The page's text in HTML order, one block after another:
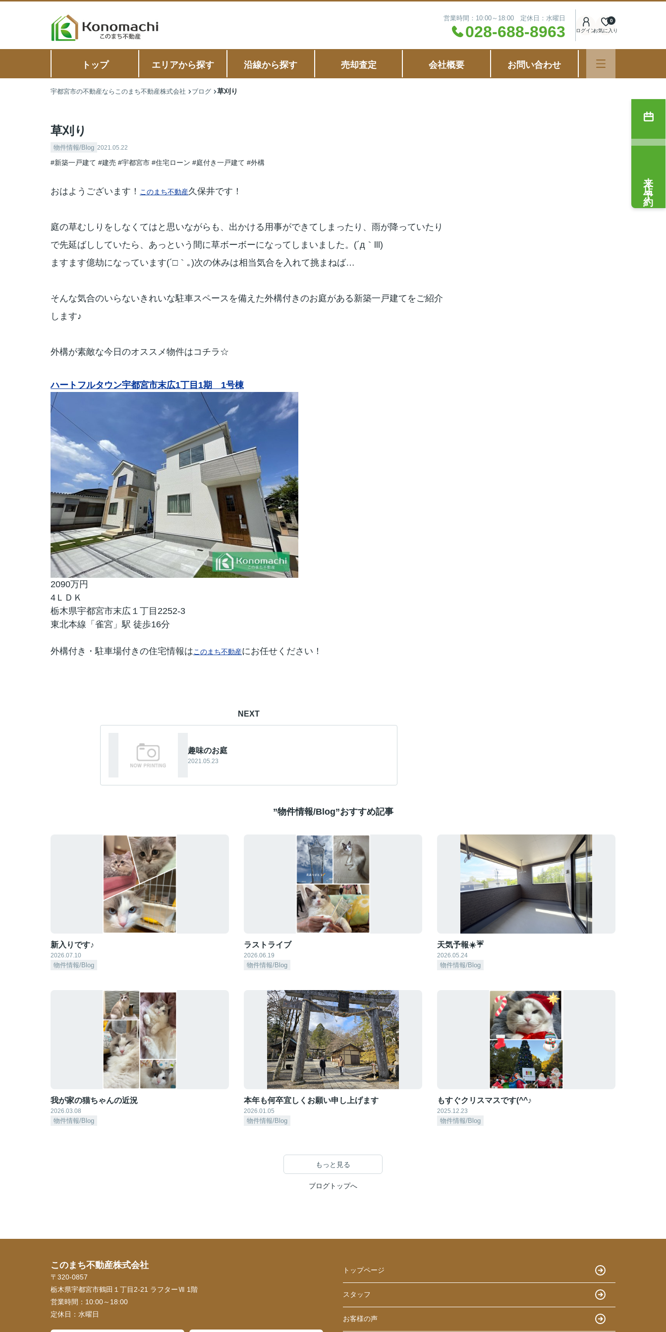
営業時間：10:00～18:00 定休日：水曜日
028-688-8963 ログインお気に入り
0
トップ エリアから探す 沿線から探す 売却査定 会社概要 お問い合わせ
宇都宮市の不動産ならこのまち不動産株式会社 ブログ 草刈り
草刈り
物件情報/Blog 2021.05.22
#新築一戸建て #建売 #宇都宮市 #住宅ローン #庭付き一戸建て #外構
おはようございます！ このまち不動産久保井です！
庭の草むしりをしなくてはと思いながらも、出かける用事ができてしまったり、雨が降っていたり
で先延ばししていたら、あっという間に草ボーボーになってしまいました。(´д｀lll)
ますます億劫になっています(´□｀｡)次の休みは相当気合を入れて挑まねば…
そんな気合のいらないきれいな駐車スペースを備えた外構付きのお庭がある新築一戸建てをご紹介
します♪
外構が素敵な今日のオススメ物件はコチラ☆
ハートフルタウン宇都宮市末広1丁目1期 1号棟
2090万円
4ＬＤＫ
栃木県宇都宮市末広１丁目2252-3
東北本線「雀宮」駅 徒歩16分
外構付き・駐車場付きの住宅情報はこのまち不動産にお任せください！
NEXT
趣味のお庭
2021.05.23
”物件情報/Blog”おすすめ記事
新入りです♪
2026.07.10
物件情報/Blog
ラストライブ
2026.06.19
物件情報/Blog
天気予報☀️☔
2026.05.24
物件情報/Blog
我が家の猫ちゃんの近況
2026.03.08
物件情報/Blog
本年も何卒宜しくお願い申し上げます
2026.01.05
物件情報/Blog
もすぐクリスマスです(^^♪
2025.12.23
物件情報/Blog
もっと見る
ブログトップへ
来店予約
このまち不動産株式会社
〒320-0857
栃木県宇都宮市鶴田１丁目2-21 ラフターⅦ 1階
営業時間： 10:00～18:00
定休日： 水曜日
トップページ
スタッフ
お客様の声